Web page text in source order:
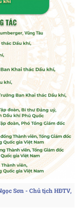
Sơn - Chủ tịch HĐTV,